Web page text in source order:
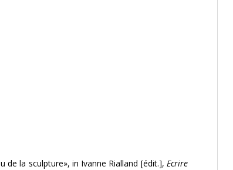
de la sculpture», in Ivanne Rialland [édit.],Ecrire